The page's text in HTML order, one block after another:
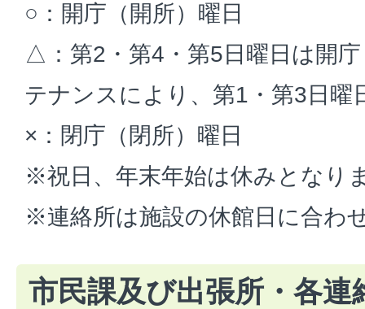
○：開庁（開所）曜日
△：第2・第4・第5日曜日は開
テナンスにより、第1・第3日曜
×：閉庁（閉所）曜日
※祝日、年末年始は休みとなり
※連絡所は施設の休館日に合わ
市民課及び出張所・各連